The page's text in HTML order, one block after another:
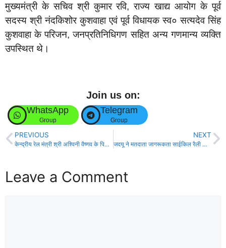
मुख्यमंत्री के सचिव श्री कुमार रवि, राज्य खाद्य आयोग के पूर्व
सदस्य श्री नंदकिशोर कुशवाहा एवं पूर्व विधायक स्व० सत्यदेव सिंह
कुशवाहा के परिजन, जनप्रतिनिधिगण सहित अन्य गणमान्य व्यक्ति
उपस्थित थे।
Join us on:
WhatsApp
Group
Telegram
Group
PREVIOUS
केन्द्रीय रेल मंत्री श्री अश्विनी वैष्णव के पिता के निधन पर मुख्यमंत्री ने गहरी शोक संवेदना व्यक्त की!
NEXT
जदयू ने मतदाता जागरूकता साईकिल रैली कार्यक्रम का किया आयोजन!
Leave a Comment